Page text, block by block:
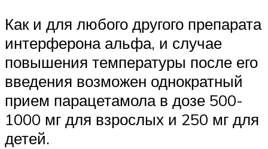
Как и для любого другого препарата
интерферона альфа, и случае
повышения температуры после его
введения возможен однократный
прием парацетамола в дозе 500-
1000 мг для взрослых и 250 мг для
детей.